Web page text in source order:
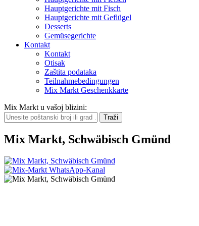
Hauptgerichte mit Fisch
Hauptgerichte mit Geflügel
Desserts
Gemüsegerichte
Kontakt
Kontakt
Otisak
Zaštita podataka
Teilnahmebedingungen
Mix Markt Geschenkkarte
Mix Markt u vašoj blizini:
Mix Markt, Schwäbisch Gmünd